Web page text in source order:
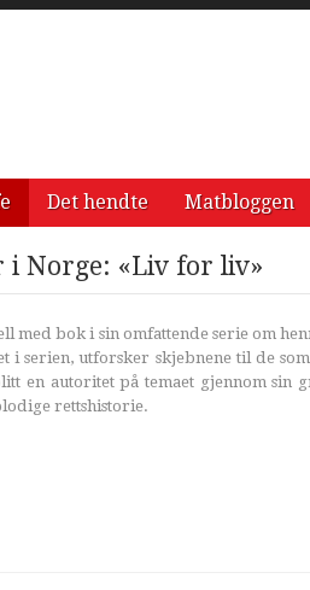
Det hendte Matbloggen
i Norge: «Liv for liv»
med bok i sin omfattende serie om
i serien, utforsker skjebnene til de
en autoritet på temaet gjennom
rettshistorie.